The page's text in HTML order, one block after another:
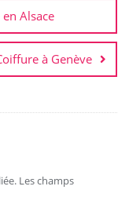
Alsace
à Genève
Les champs